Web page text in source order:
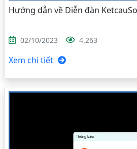
Hướng dẫn về Diễn đàn
02/10/2023 4,263
Xem chi tiết